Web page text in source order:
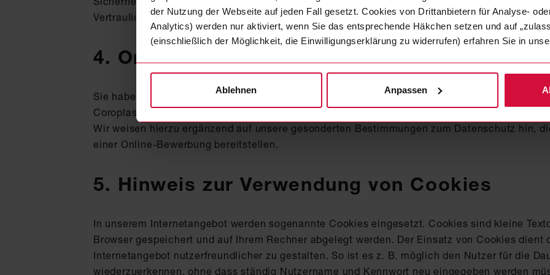
der Nutzung der Webseite auf jeden Fall gesetzt. Cookies von Drittanbietern für Analyse-
Analytics) werden nur aktiviert, wenn Sie das entsprechende Häkchen setzen und auf
(einschließlich der Möglichkeit, die Einwilligungserklärung zu widerrufen) erfahren Sie in
Ablehnen Anpassen
Vertrauliche Daten sollten Sie uns daher auf einen anderen Weg, z.B. per Post zukommen
4. Online Karriere Portal
Sie haben die Möglichkeit, sich über unser Online Job Portal (http://jobs.coroplast-group.com
Coroplast zu bewerben. In diesem Fall erbitten wir von Ihnen die üblichen Daten zur Ihrer
Wir weisen hierzu ergänzend auf unsere gesonderten Bestimmungen zum Datenschutz hin,
einer Online-Bewerbung bereitstellen.
5. Hinweis zur Verwendung von Cookies
In unserem Internetangebot werden sogenannte Cookies eingesetzt. Cookies sind kleine
Browser gespeichert und auf Ihrem Rechner abgelegt werden. Der Einsatz von Cookies dient
Internetangebot nutzerfreundlicher zu gestalten. So ist es z. B. möglich den Nutzer für die
wiederzuerkennen, ohne dass ständig Nutzername und Kennwort neu eingegeben werden